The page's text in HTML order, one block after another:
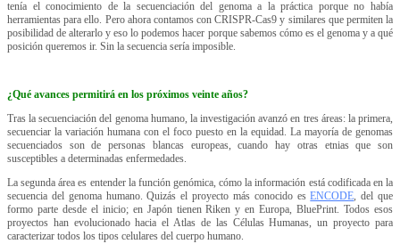
tenía el conocimiento de la secuenciación del genoma a la práctica porque no había
herramientas para ello. Pero ahora contamos con CRISPR-Cas9 y similares que permiten la
posibilidad de alterarlo y eso lo podemos hacer porque sabemos cómo es el genoma y a qué
posición queremos ir. Sin la secuencia sería imposible.
¿Qué avances permitirá en los próximos veinte años?
Tras la secuenciación del genoma humano, la investigación avanzó en tres áreas: la primera,
secuenciar la variación humana con el foco puesto en la equidad. La mayoría de genomas
secuenciados son de personas blancas europeas, cuando hay otras etnias que son
susceptibles a determinadas enfermedades.
La segunda área es entender la función genómica, cómo la información está codificada en la
secuencia del genoma humano. Quizás el proyecto más conocido esENCODE , del que
formo parte desde el inicio; en Japón tienen Riken y en Europa, BluePrint. Todos esos
proyectos han evolucionado hacia el Atlas de las Células Humanas, un proyecto para
caracterizar todos los tipos celulares del cuerpo humano.